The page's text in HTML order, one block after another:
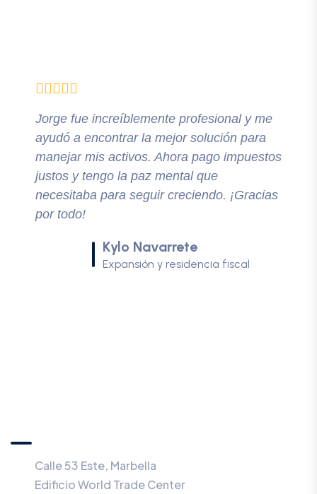
Jorge fue increíblemente profesional y me
ayudó a encontrar la mejor solución para
manejar mis activos. Ahora pago impuestos
justos y tengo la paz mental que
necesitaba para seguir creciendo. ¡Gracias
por todo!
Kylo Navarrete
Expansión y residencia fiscal
Calle 53 Este, Marbella
Edificio World Trade Center